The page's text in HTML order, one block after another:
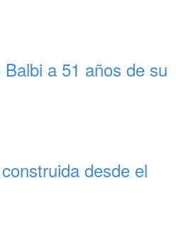
a 51 años de su
desde el